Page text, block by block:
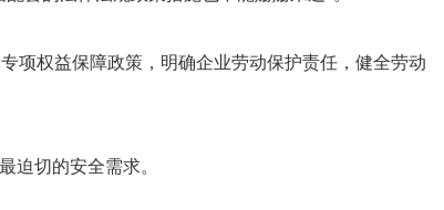
项权益保障政策，明确企业劳动保护责任，健全劳动
迫切的安全需求。